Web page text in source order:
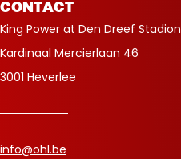
CONTACT
King Power at Den Dreef Stadion
Kardinaal Mercierlaan 46
3001 Heverlee
info@ohl.be